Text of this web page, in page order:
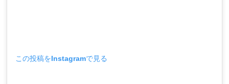
この投稿をInstagramで見る